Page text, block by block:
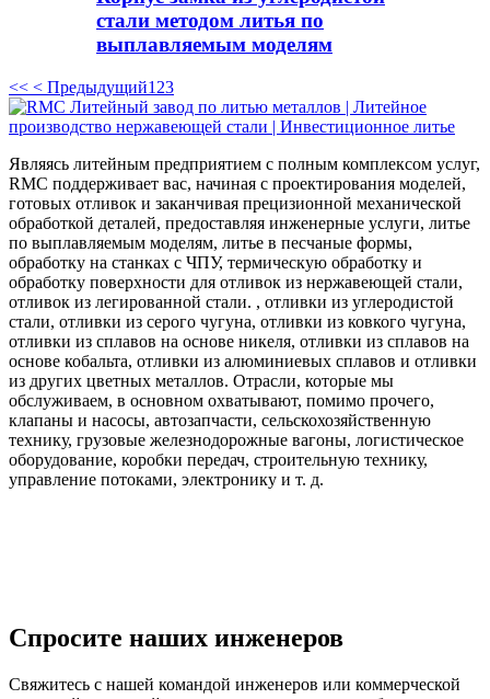
стали методом литья по
выплавляемым моделям
<< < Предыдущий1 23
Являясь литейным предприятием с полным комплексом услуг,
RMC поддерживает вас, начиная с проектирования моделей,
готовых отливок и заканчивая прецизионной механической
обработкой деталей, предоставляя инженерные услуги, литье
по выплавляемым моделям, литье в песчаные формы,
обработку на станках с ЧПУ, термическую обработку и
обработку поверхности для отливок из нержавеющей стали,
отливок из легированной стали. , отливки из углеродистой
стали, отливки из серого чугуна, отливки из ковкого чугуна,
отливки из сплавов на основе никеля, отливки из сплавов на
основе кобальта, отливки из алюминиевых сплавов и отливки
из других цветных металлов. Отрасли, которые мы
обслуживаем, в основном охватывают, помимо прочего,
клапаны и насосы, автозапчасти, сельскохозяйственную
технику, грузовые железнодорожные вагоны, логистическое
оборудование, коробки передач, строительную технику,
управление потоками, электронику и т. д.
Спросите наших инженеров
Свяжитесь с нашей командой инженеров или коммерческой